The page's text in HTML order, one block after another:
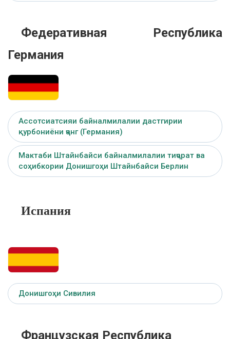
Федеративная Республика
Германия
Ассотсиатсияи байналмилалии дастгирии
қурбониёни ҷанг (Германия)
Мактаби Штайнбайси байналмилалии тиҷорат ва
соҳибкории Донишгоҳи Штайнбайси Берлин
Испания
Донишгоҳи Сивилия
Французская Республика